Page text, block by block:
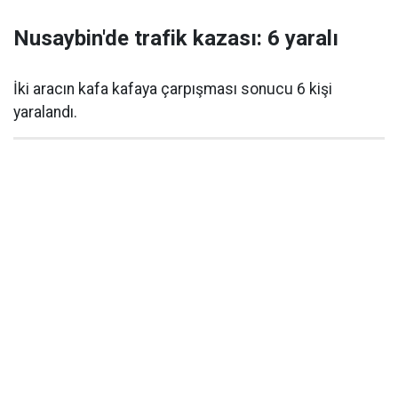
Nusaybin'de trafik kazası: 6 yaralı
İki aracın kafa kafaya çarpışması sonucu 6 kişi
yaralandı.